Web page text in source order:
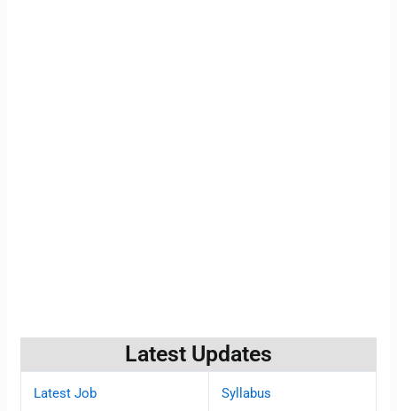
Latest Updates
Latest Job Syllabus